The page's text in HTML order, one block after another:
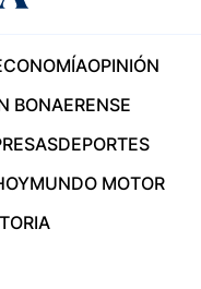
OPINIÓN
BONAERENSE
DEPORTES
MUNDO MOTOR